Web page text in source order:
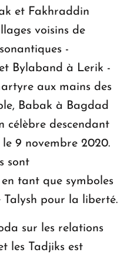
et Fakhraddin
voisins de
-
Bylaband à Lerik -
aux mains des
Babak à Bagdad
célèbre descendant
9 novembre 2020.
sont
tant que symboles
pour la liberté.
sur les relations
les Tadjiks est